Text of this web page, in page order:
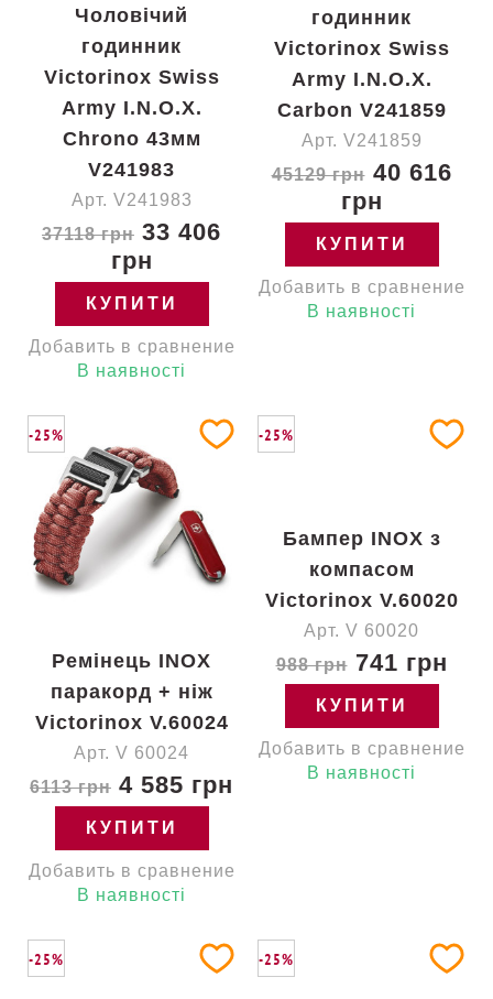
Чоловічий
годинник
Victorinox Swiss
Army I.N.O.X.
Chrono 43мм
V241983
Арт. V241983
37118 грн 33 406
грн
КУПИТИ
Добавить в сравнение
В наявності
годинник
Victorinox Swiss
Army I.N.O.X.
Carbon V241859
Арт. V241859
45129 грн40 616
грн
КУПИТИ
Добавить в сравнение
В наявності
-25%
Ремінець INOX
паракорд + ніж
Victorinox V.60024
Арт. V 60024
6113 грн 4 585 грн
КУПИТИ
Добавить в сравнение
В наявності
-25%
Бампер INOX з
компасом
Victorinox V.60020
Арт. V 60020
988 грн741 грн
КУПИТИ
Добавить в сравнение
В наявності
-25% -25%